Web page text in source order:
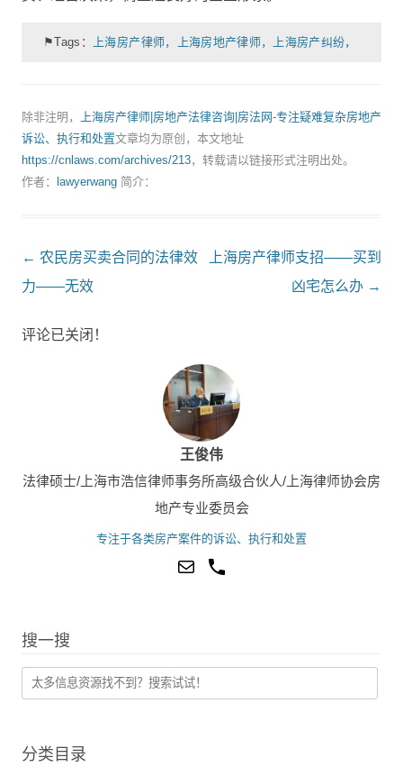
⚑Tags： 上海房产律师，上海房地产律师，上海房产纠纷，
除非注明，
上海房产律师|房地产法律咨询|房法网-专注疑难复杂房地产
诉讼、执行和处置文章均为原创，本文地址
https://cnlaws.com/archives/213，转载请以链接形式注明出处。
作者：
lawyerwang 简介：
Post
navigation
← 农民房买卖合同的法律效
力——无效
上海房产律师支招——买到
凶宅怎么办 →
评论已关闭！
王俊伟
法律硕士/上海市浩信律师事务所高级合伙人/上海律师协会房
地产专业委员会
专注于各类房产案件的诉讼、执行和处置
搜一搜
分类目录